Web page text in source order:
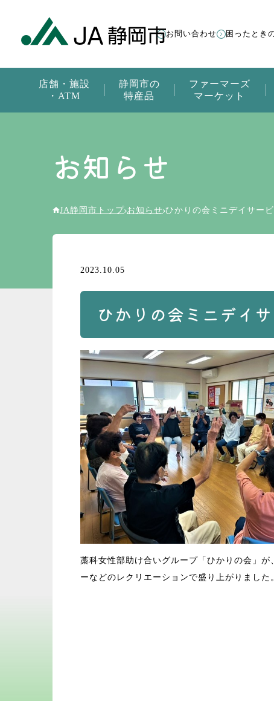
店舗・施設
・ATM
静岡市の
特産品
ファーマーズ
マーケット
お問い合わせ 困ったとき
お知らせ
JA静岡市トップ お知らせ ひかりの会ミニデイサー
2023.10.05
ひかりの会ミニデイ
藁科女性部助け合いグループ「ひかりの会」
ーなどのレクリエーションで盛り上がりまし